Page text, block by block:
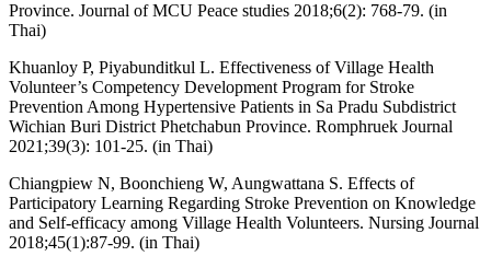
Province. Journal of MCU Peace studies 2018;6(2): 768-79. (in
Thai)
Khuanloy P, Piyabunditkul L. Effectiveness of Village Health
Volunteer’s Competency Development Program for Stroke
Prevention Among Hypertensive Patients in Sa Pradu Subdistrict
Wichian Buri District Phetchabun Province. Romphruek Journal
2021;39(3): 101-25. (in Thai)
Chiangpiew N, Boonchieng W, Aungwattana S. Effects of
Participatory Learning Regarding Stroke Prevention on Knowledge
and Self-efficacy among Village Health Volunteers. Nursing Journal
2018;45(1):87-99. (in Thai)